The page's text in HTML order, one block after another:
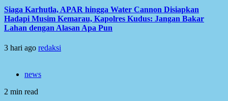
Siaga Karhutla, APAR hingga Water Cannon Disiapkan
Hadapi Musim Kemarau, Kapolres Kudus: Jangan Bakar
Lahan dengan Alasan Apa Pun
3 hari ago redaksi
news
2 min read